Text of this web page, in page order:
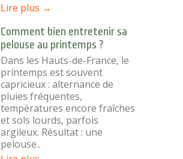
Lire plus →
Comment bien entretenir sa
pelouse au printemps ?
Dans les Hauts-de-France, le
printemps est souvent
capricieux : alternance de
pluies fréquentes,
températures encore fraîches
et sols lourds, parfois
argileux. Résultat : une
pelouse..